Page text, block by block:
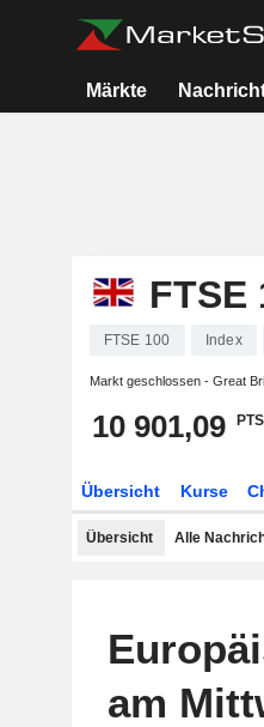
Märkte
FTSE
FTSE 100 Index
Markt geschlossen - Great
10 901,09 PTS
Übersicht Kurse
Übersicht Alle
am